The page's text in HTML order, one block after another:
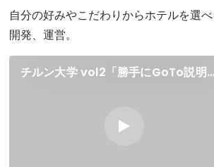
自分の好みやこだわりからホテルを選
開発、運営。
チルン大学 vol2「勝手にGoTo説明